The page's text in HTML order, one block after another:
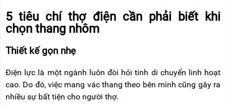
LIÊN
HỆ
VÁN
THANG
RẢNH
ĐẨY
HÀNG
BỘ
5 tiêu chí thợ điện cần phải biết khi
chọn thang nhôm
Thiết kế gọn nhẹ
Điện lực là một ngành luôn đòi hỏi tính di chuyển linh hoạt
cao. Do đó, việc mang vác thang theo bên mình cũng gây ra
nhiều sự bất tiện cho người thợ.